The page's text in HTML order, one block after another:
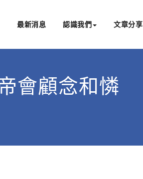
最新消息 認識我們 文章分享
會顧念和憐